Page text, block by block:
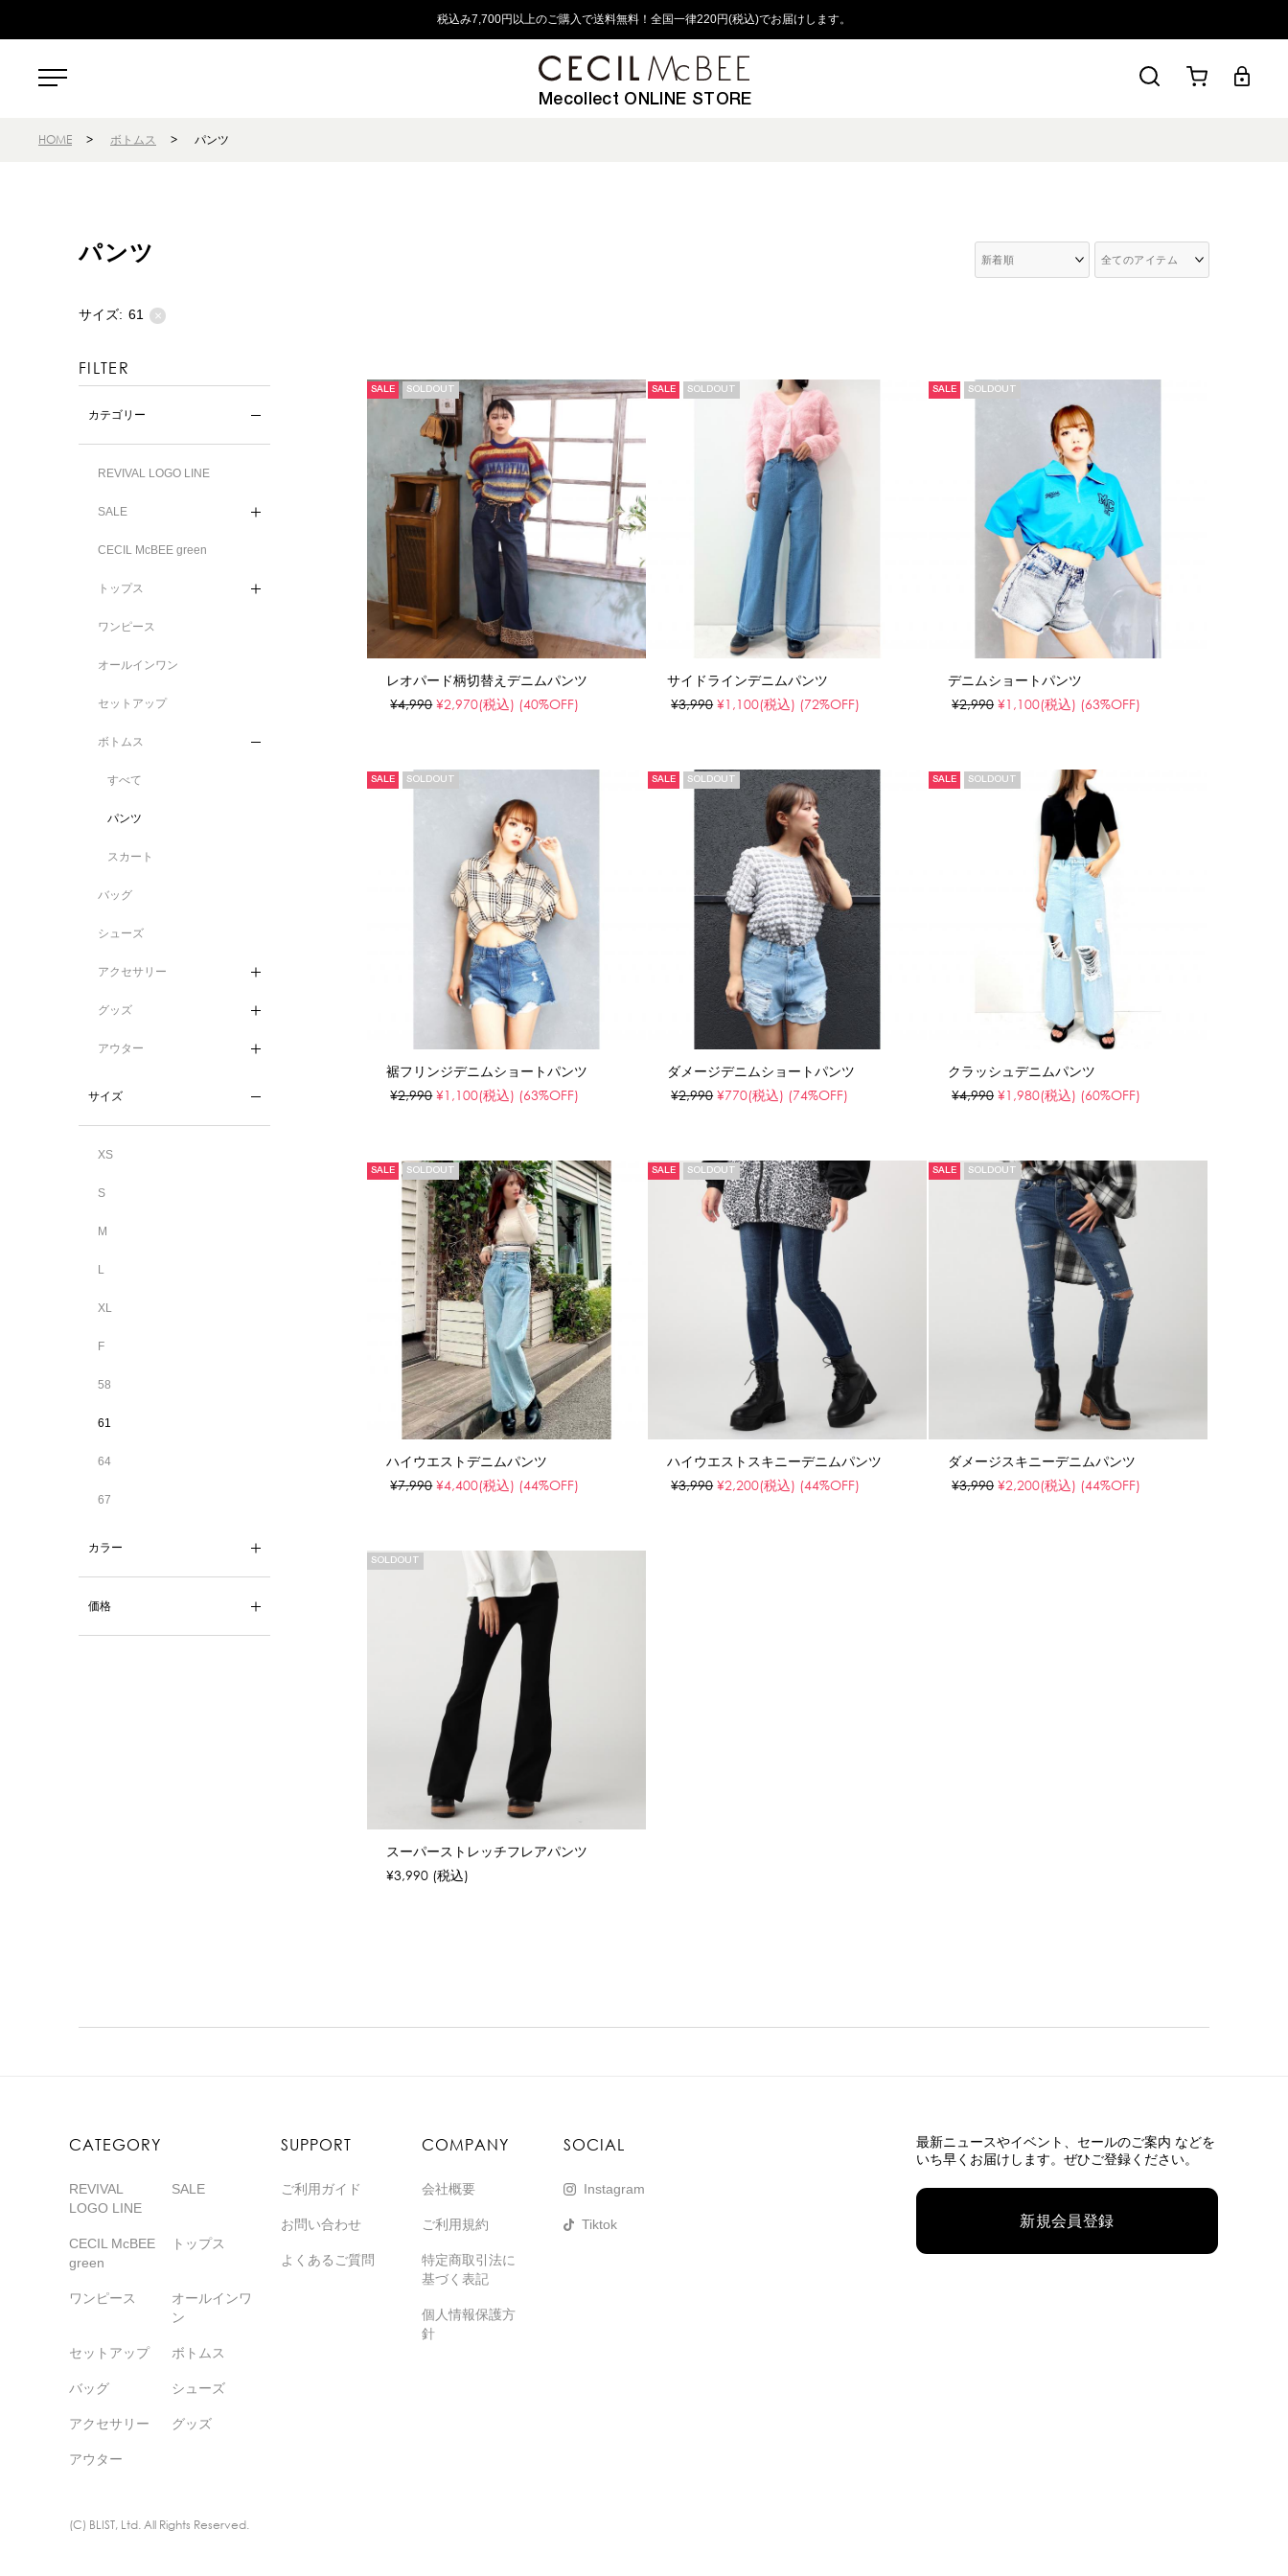
税込み7,700円以上のご購入で送料無料！全国一律220円(税込)でお届けします。
Mecollect ONLINE STORE
HOME > ボトムス > パンツ
パンツ
サイズ: 61 ×
FILTER
カテゴリー
REVIVAL LOGO LINE
SALE
CECIL McBEE green
トップス
ワンピース
オールインワン
セットアップ
ボトムス
すべて
パンツ
スカート
バッグ
シューズ
アクセサリー
グッズ
アウター
サイズ
XS
S
M
L
XL
F
58
61
64
67
カラー
価格
SALE SOLDOUT
レオパード柄切替えデニムパンツ
¥4,990 ¥2,970(税込) (40%OFF)
SALE SOLDOUT
サイドラインデニムパンツ
¥3,990 ¥1,100(税込) (72%OFF)
SALE SOLDOUT
デニムショートパンツ
¥2,990 ¥1,100(税込) (63%OFF)
SALE SOLDOUT
裾フリンジデニムショートパンツ
¥2,990 ¥1,100(税込) (63%OFF)
SALE SOLDOUT
ダメージデニムショートパンツ
¥2,990 ¥770(税込) (74%OFF)
SALE SOLDOUT
クラッシュデニムパンツ
¥4,990 ¥1,980(税込) (60%OFF)
SALE SOLDOUT
ハイウエストデニムパンツ
¥7,990 ¥4,400(税込) (44%OFF)
SALE SOLDOUT
ハイウエストスキニーデニムパンツ
¥3,990 ¥2,200(税込) (44%OFF)
SALE SOLDOUT
ダメージスキニーデニムパンツ
¥3,990 ¥2,200(税込) (44%OFF)
SOLDOUT
スーパーストレッチフレアパンツ
¥3,990 (税込)
CATEGORY
REVIVAL
LOGO LINE
SALE
CECIL McBEE
green
トップス
ワンピース
オールインワ
ン
セットアップ ボトムス
バッグ シューズ
アクセサリー グッズ
アウター
SUPPORT
ご利用ガイド
お問い合わせ
よくあるご質問
COMPANY
会社概要
ご利用規約
特定商取引法に
基づく表記
個人情報保護方
針
SOCIAL
Instagram
Tiktok
最新ニュースやイベント、 セールのご案内 などを
いち早くお届けします。ぜひご登録ください。
新規会員登録
(C) BLIST, Ltd. All Rights Reserved.